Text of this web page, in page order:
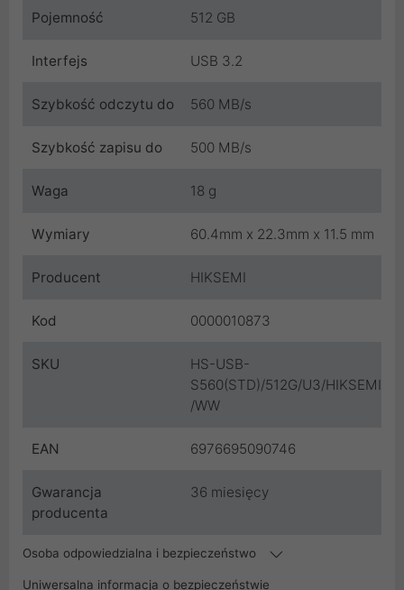
Pojemność 512 GB
Interfejs USB 3.2
Szybkość odczytu do 560 MB/s
Szybkość zapisu do 500 MB/s
Waga 18 g
Wymiary 60.4mm x 22.3mm x 11.5 mm
Producent HIKSEMI
Kod 0000010873
SKU
HS-USB-
S560(STD)/512G/U3/HIKSEMI
/WW
EAN 6976695090746
Gwarancja
producenta
36 miesięcy
Osoba odpowiedzialna i bezpieczeństwo
Uniwersalna informacja o bezpieczeństwie